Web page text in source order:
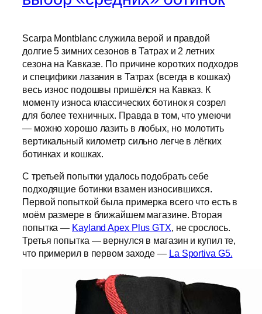
Scarpa Montblanc служила верой и правдой
долгие 5 зимних сезонов в Татрах и 2 летних
сезона на Кавказе. По причине коротких подходов
и специфики лазания в Татрах (всегда в кошках)
весь износ подошвы пришёлся на Кавказ. К
моменту износа классических ботинок я созрел
для более техничных. Правда в том, что умеючи
— можно хорошо лазить в любых, но молотить
вертикальный километр сильно легче в лёгких
ботинках и кошках.
С третьей попытки удалось подобрать себе
подходящие ботинки взамен износившихся.
Первой попыткой была примерка всего что есть в
моём размере в ближайшем магазине. Вторая
попытка — Kayland Apex Plus GTX, не срослось.
Третья попытка — вернулся в магазин и купил те,
что примерил в первом заходе — La Sportiva G5.